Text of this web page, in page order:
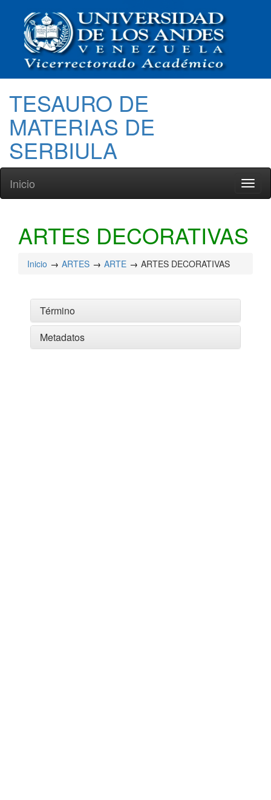
TESAURO DE
MATERIAS DE
SERBIULA
Inicio
ARTES DECORATIVAS
Inicio ARTES ARTE ARTES DECORATIVAS
Término
Metadatos